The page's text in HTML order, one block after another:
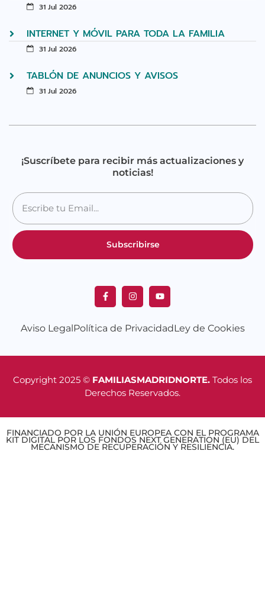
31 Jul 2026
INTERNET Y MÓVIL PARA TODA LA FAMILIA
31 Jul 2026
TABLÓN DE ANUNCIOS Y AVISOS
31 Jul 2026
¡Suscríbete para recibir más actualizaciones y
noticias!
Subscribirse
Aviso LegalPolítica de PrivacidadLey de Cookies
Copyright 2025 © FAMILIASMADRIDNORTE. Todos los
Derechos Reservados.
FINANCIADO POR LA UNIÓN EUROPEA CON EL PROGRAMA
KIT DIGITAL POR LOS FONDOS NEXT GENERATION (EU) DEL
MECANISMO DE RECUPERACIÓN Y RESILIENCIA.